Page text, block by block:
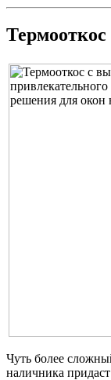
Чуть более
наличника